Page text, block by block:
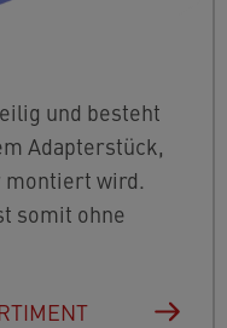
und besteht
Adapterstück,
montiert wird.
somit ohne